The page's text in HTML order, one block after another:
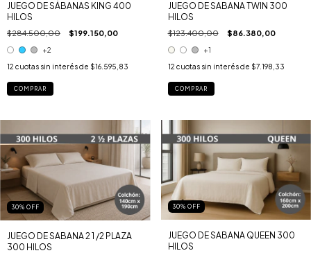
JUEGO DE SÁBANAS KING 400
HILOS
$284.500,00 $199.150,00
+2
12 cuotas sin interés de $16.595,83
COMPRAR
JUEGO DE SABANA TWIN 300
HILOS
$123.400,00 $86.380,00
+1
12 cuotas sin interés de $7.198,33
COMPRAR
30% OFF
JUEGO DE SABANA 2 1 /2 PLAZA
300 HILOS
30% OFF
JUEGO DE SABANA QUEEN 300
HILOS